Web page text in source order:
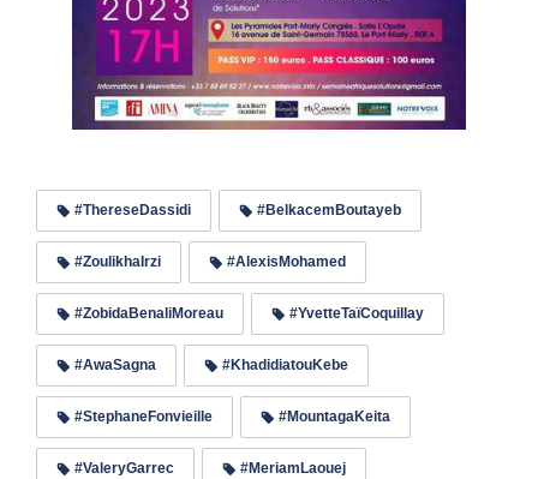
#ThereseDassidi #BelkacemBoutayeb
#ZoulikhaIrzi #AlexisMohamed
#ZobidaBenaliMoreau #YvetteTaïCoquillay
#AwaSagna #KhadidiatouKebe
#StephaneFonvieille #MountagaKeita
#ValeryGarrec #MeriamLaouej